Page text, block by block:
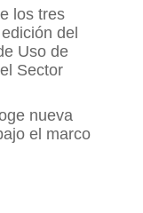
los tres
del
Uso de
Sector
nueva
el marco